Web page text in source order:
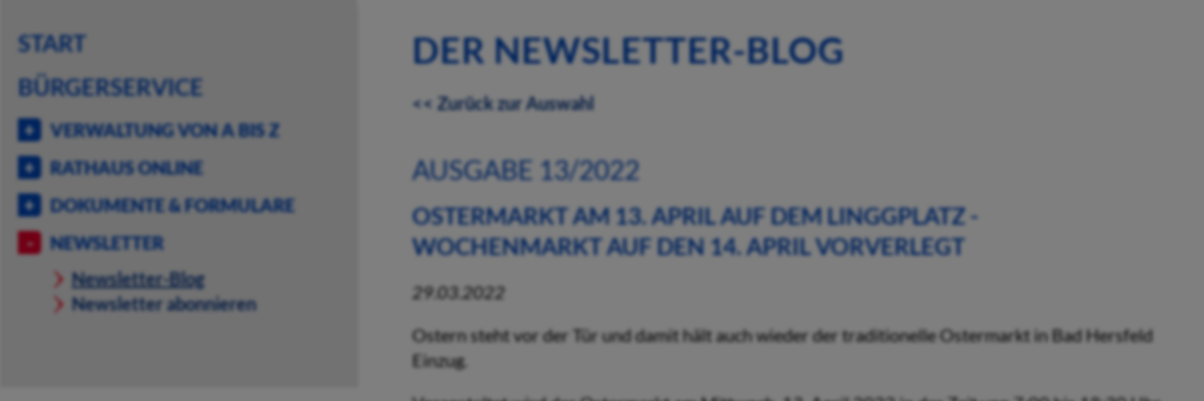
START
BÜRGERSERVICE
VERWALTUNG VON A BIS Z
RATHAUS ONLINE
DOKUMENTE & FORMULARE
NEWSLETTER
Newsletter-Blog
Newsletter abonnieren
DER NEWSLETTER-BLOG
<< Zurück zur Auswahl
AUSGABE 13/2022
OSTERMARKT AM 13. APRIL AUF DEM LINGGPLATZ -
WOCHENMARKT AUF DEN 14. APRIL VORVERLEGT
29.03.2022
Ostern steht vor der Tür und damit hält auch wieder der traditionelle Ostermarkt in Bad Hersfeld
Einzug.